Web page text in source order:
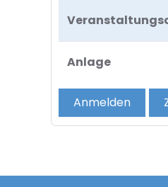
Anlage
Anmelden